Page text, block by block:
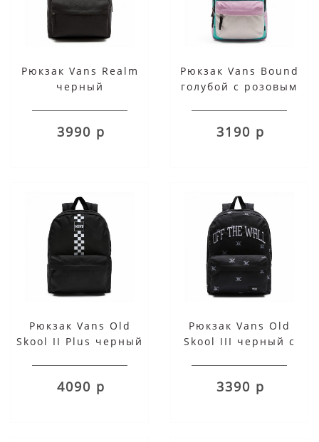
Рюкзак Vans Realm
черный
3990 р
Рюкзак Vans Bound
голубой с розовым
3190 р
Рюкзак Vans Old
Skool II Plus черный
4090 р
Рюкзак Vans Old
Skool III черный с
3390 р